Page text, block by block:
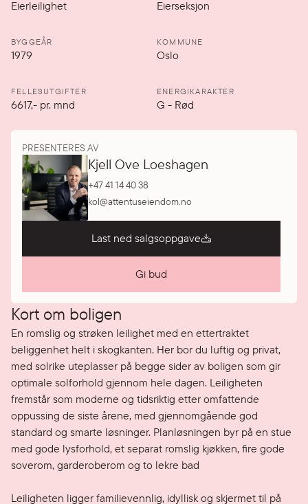
Eierleilighet Eierseksjon
BYGGEÅR
1979
KOMMUNE
Oslo
FELLESUTGIFTER
6617,- pr. mnd
ENERGIKARAKTER
G - Rød
PRESENTERES AV
Kjell Ove Loeshagen
+47 41 14 40 38
kol@attentuseiendom.no
Last ned salgsoppgave
Gi bud
Kort om boligen
En romslig og strøken leilighet med en ettertraktet
beliggenhet helt i skogkanten. Her bor du luftig og privat,
med solrike uteplasser på begge sider av boligen som gir
optimale solforhold gjennom hele dagen. Leiligheten
fremstår som moderne og tidsriktig etter omfattende
oppussing de siste årene, med gjennomgående god
standard og smarte løsninger. Planløsningen byr på en stue
med gode lysforhold, et separat romslig kjøkken, fire gode
soverom, garderoberom og to lekre bad
Leiligheten ligger familievennlig, idyllisk og skjermet til på